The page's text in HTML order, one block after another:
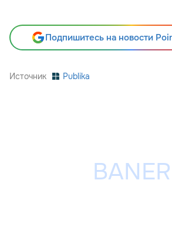
Подпишитесь на новости
Источник Publika